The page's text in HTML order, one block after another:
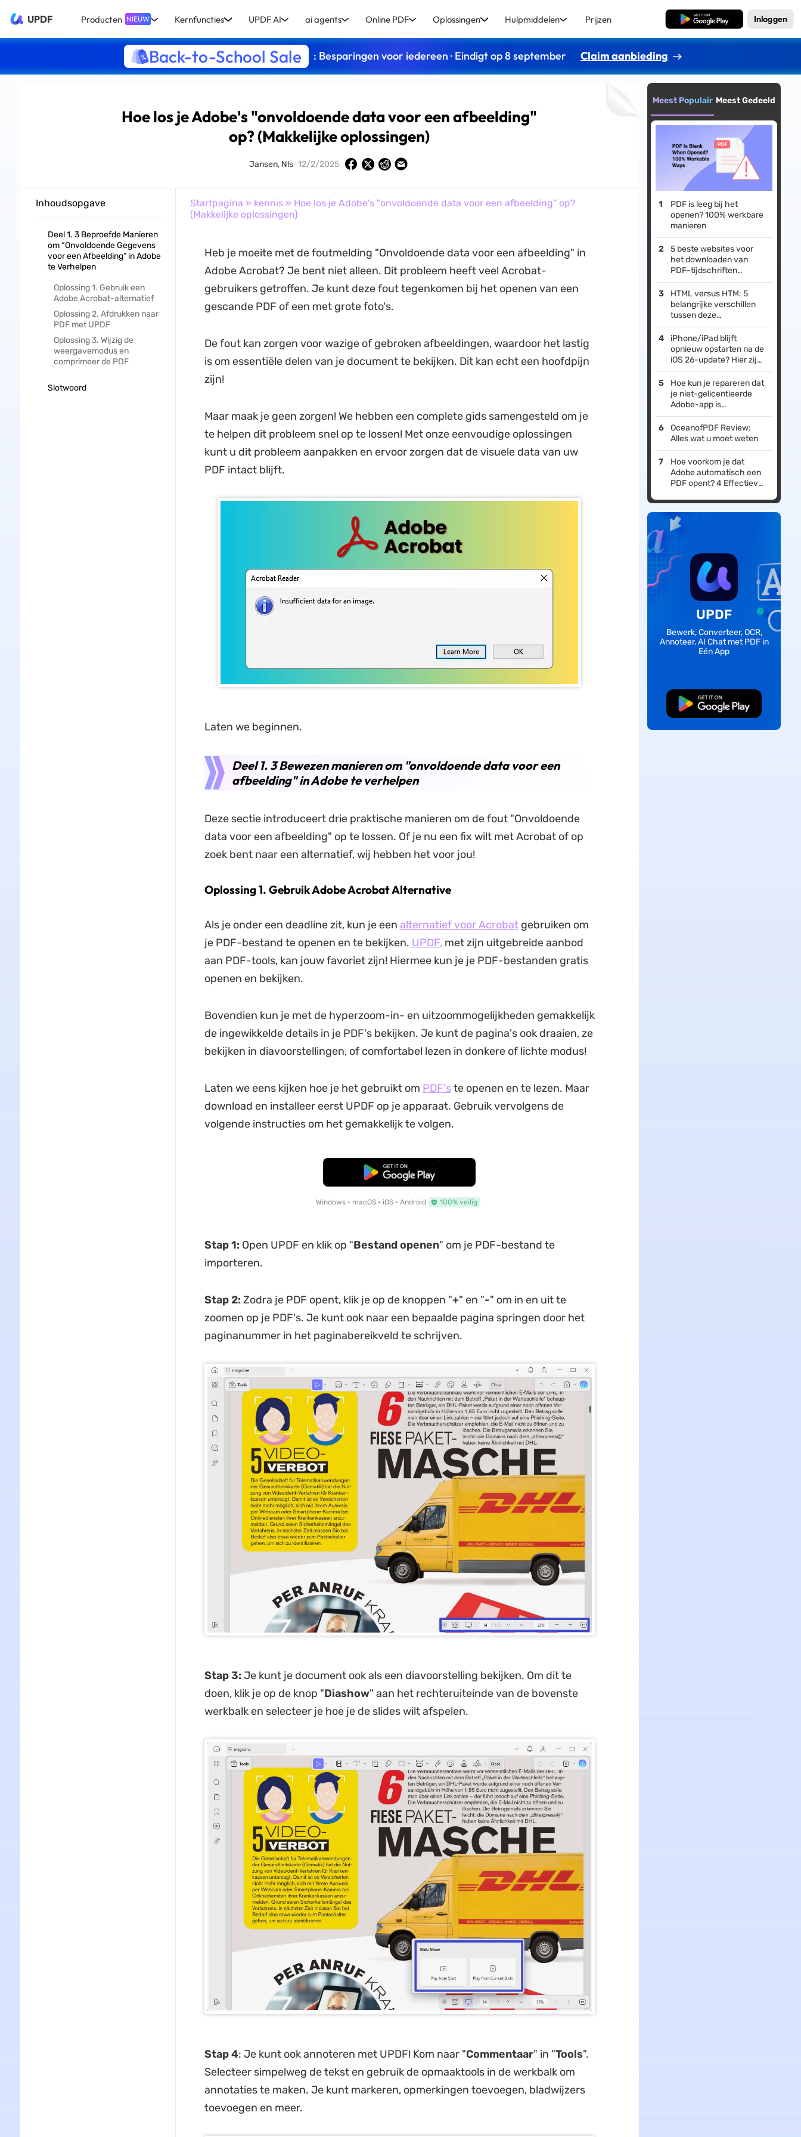
UPDF Producten NIEUW Kernfuncties UPDF AI ai agents Online PDF Oplossingen Hulpmiddelen Prijzen Gratis Download Inloggen
Back-to-School Sale : Besparingen voor iedereen · Eindigt op 8 september Claim aanbieding
Hoe los je Adobe's "onvoldoende data voor een afbeelding"
op? (Makkelijke oplossingen)
Jansen, Nls 12/2/2025
Inhoudsopgave
Deel 1. 3 Beproefde Manieren
om “Onvoldoende Gegevens
voor een Afbeelding” in Adobe
te Verhelpen
Oplossing 1. Gebruik een
Adobe Acrobat-alternatief
Oplossing 2. Afdrukken naar
PDF met UPDF
Oplossing 3. Wijzig de
weergavemodus en
comprimeer de PDF
Slotwoord
Startpagina » kennis» Hoe los je Adobe's "onvoldoende data voor een afbeelding" op?
(Makkelijke oplossingen)
Heb je moeite met de foutmelding "Onvoldoende data voor een afbeelding" in
Adobe Acrobat? Je bent niet alleen. Dit probleem heeft veel Acrobat-
gebruikers getroffen. Je kunt deze fout tegenkomen bij het openen van een
gescande PDF of een met grote foto's.
De fout kan zorgen voor wazige of gebroken afbeeldingen, waardoor het lastig
is om essentiële delen van je document te bekijken. Dit kan echt een hoofdpijn
zijn!
Maar maak je geen zorgen! We hebben een complete gids samengesteld om je
te helpen dit probleem snel op te lossen! Met onze eenvoudige oplossingen
kunt u dit probleem aanpakken en ervoor zorgen dat de visuele data van uw
PDF intact blijft.
Laten we beginnen.
Deel 1. 3 Bewezen manieren om "onvoldoende data voor een
afbeelding" in Adobe te verhelpen
Deze sectie introduceert drie praktische manieren om de fout "Onvoldoende
data voor een afbeelding" op te lossen. Of je nu een fix wilt met Acrobat of op
zoek bent naar een alternatief, wij hebben het voor jou!
Oplossing 1. Gebruik Adobe Acrobat Alternative
Als je onder een deadline zit, kun je een alternatief voor Acrobatgebruiken om
je PDF-bestand te openen en te bekijken. UPDF,met zijn uitgebreide aanbod
aan PDF-tools, kan jouw favoriet zijn! Hiermee kun je je PDF-bestanden gratis
openen en bekijken.
Bovendien kun je met de hyperzoom-in- en uitzoommogelijkheden gemakkelijk
de ingewikkelde details in je PDF's bekijken. Je kunt de pagina's ook draaien, ze
bekijken in diavoorstellingen, of comfortabel lezen in donkere of lichte modus!
Laten we eens kijken hoe je het gebruikt om PDF'ste openen en te lezen. Maar
download en installeer eerst UPDF op je apparaat. Gebruik vervolgens de
volgende instructies om het gemakkelijk te volgen.
Gratis Download
Windows • macOS • iOS • Android 100% veilig
Stap 1: Open UPDF en klik op "Bestand openen" om je PDF-bestand te
importeren.
Stap 2: Zodra je PDF opent, klik je op de knoppen "+" en "-" om in en uit te
zoomen op je PDF's. Je kunt ook naar een bepaalde pagina springen door het
paginanummer in het paginabereikveld te schrijven.
Stap 3: Je kunt je document ook als een diavoorstelling bekijken. Om dit te
doen, klik je op de knop "Diashow" aan het rechteruiteinde van de bovenste
werkbalk en selecteer je hoe je de slides wilt afspelen.
Stap 4: Je kunt ook annoteren met UPDF! Kom naar "Commentaar" in "Tools".
Selecteer simpelweg de tekst en gebruik de opmaaktools in de werkbalk om
annotaties te maken. Je kunt markeren, opmerkingen toevoegen, bladwijzers
toevoegen en meer.
Meest Populair Meest Gedeeld
PDF is leeg bij het
openen? 100% werkbare
manieren
5 beste websites voor
het downloaden van
PDF-tijdschriften
(inclusief gratis
downloadopties)
HTML versus HTM: 5
belangrijke verschillen
tussen deze
bestandsextensies
iPhone/iPad blijft
opnieuw opstarten na de
iOS 26-update? Hier zijn
mijn oplossingen!
Hoe kun je repareren dat
je niet-gelicentieerde
Adobe-app is
uitgeschakeld?
OceanofPDF Review:
Alles wat u moet weten
Hoe voorkom je dat
Adobe automatisch een
PDF opent? 4 Effectieve
UPDF
Bewerk, Converteer, OCR,
Annoteer, AI Chat met PDF in
Eén App
Gratis Download